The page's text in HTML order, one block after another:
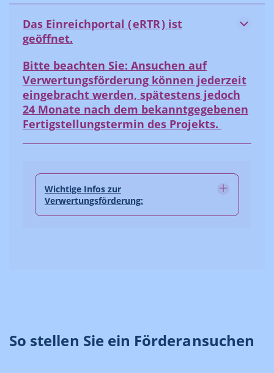
Das Einreichportal (eRTR) ist
geöffnet.
Bitte beachten Sie: Ansuchen auf
Verwertungsförderung können jederzeit
eingebracht werden, spätestens jedoch
24 Monate nach dem bekanntgegebenen
Fertigstellungstermin des Projekts.
Wichtige Infos zur
Verwertungsförderung:
So stellen Sie ein Förderansuchen